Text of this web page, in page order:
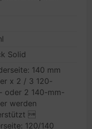
Solid
140 mm
x 2 / 3 120-
oder 2 140-mm-
werden

120/140